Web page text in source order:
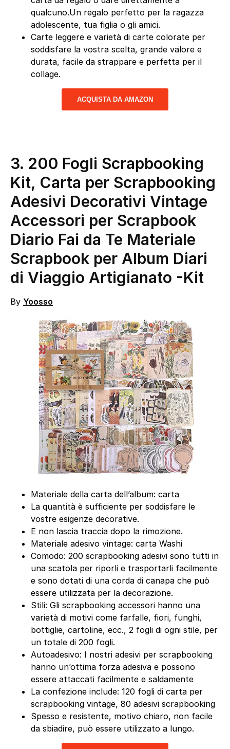
qualcuno.Un regalo perfetto per la ragazza
adolescente, tua figlia o gli amici.
Carte leggere e varietà di carte colorate per
soddisfare la vostra scelta, grande valore e
durata, facile da strappare e perfetta per il
collage.
ACQUISTA DA AMAZON
3. 200 Fogli Scrapbooking
Kit, Carta per Scrapbooking
Adesivi Decorativi Vintage
Accessori per Scrapbook
Diario Fai da Te Materiale
Scrapbook per Album Diari
di Viaggio Artigianato -Kit
By Yoosso
Materiale della carta dell’album: carta
La quantità è sufficiente per soddisfare le
vostre esigenze decorative.
E non lascia traccia dopo la rimozione.
Materiale adesivo vintage: carta Washi
Comodo: 200 scrapbooking adesivi sono tutti in
una scatola per riporli e trasportarli facilmente
e sono dotati di una corda di canapa che può
essere utilizzata per la decorazione.
Stili: Gli scrapbooking accessori hanno una
varietà di motivi come farfalle, fiori, funghi,
bottiglie, cartoline, ecc., 2 fogli di ogni stile, per
un totale di 200 fogli.
Autoadesivo: I nostri adesivi per scrapbooking
hanno un’ottima forza adesiva e possono
essere attaccati facilmente e saldamente
La confezione include: 120 fogli di carta per
scrapbooking vintage, 80 adesivi scrapbooking
Spesso e resistente, motivo chiaro, non facile
da sbiadire, può essere utilizzato a lungo.